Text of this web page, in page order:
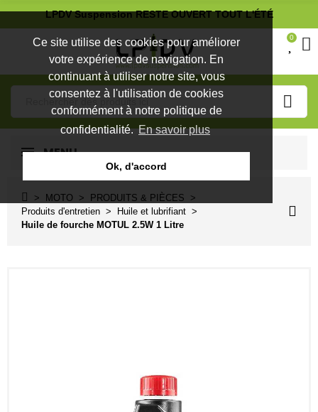
Ce site utilise des cookies pour améliorer
votre expérience de navigation. En
continuant à utiliser notre site, vous
consentez à l'utilisation de cookies
conformément à notre politique de
confidentialité.En savoir plus
Ok, d'accord
LPDV Suspension RESTE OUVERT TOUT L'ÉTÉ
0
MENU
MOTO
PRODUITS & PIÈCES
Produits d'entretien
Huile et lubrifiant
Huile de fourche MOTUL 2.5W 1 Litre